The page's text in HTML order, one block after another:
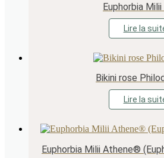
Euphorbia
Lire la
Bikini rose
Lire la
Euphorbia Milii Athene®